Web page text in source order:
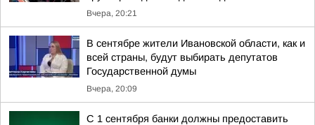
Вчера, 20:21
В сентябре жители Ивановской области, как и
всей страны, будут выбирать депутатов
Государственной думы
Вчера, 20:09
С 1 сентября банки должны предоставить